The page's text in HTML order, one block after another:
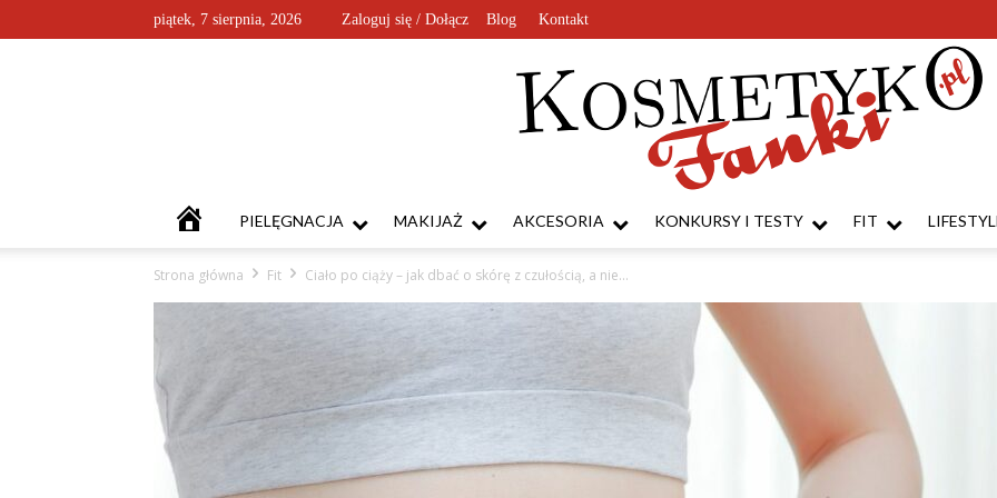
piątek, 7 sierpnia, 2026 Zaloguj się / Dołącz Blog Kontakt
KOSMETYKOFANKI
PIELĘGNACJA MAKIJAŻ AKCESORIA KONKURSY I TESTY FIT
Strona główna Fit Ciało po ciąży – jak dbać o skórę z czułością, a nie...